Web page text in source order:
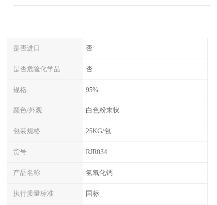
是否进口 否
是否危险化学品 否
规格 95%
颜色/外观 白色粉末状
包装规格 25KG/包
货号 RJR034
产品名称 氢氧化钙
执行质量标准 国标